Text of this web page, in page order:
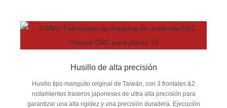
Husillo de alta precisión
Husillo tipo manguito original de Taiwán, con 3 frontales.&2
rodamientos traseros japoneses de ultra alta precisión para
garantizar una alta rigidez y una precisión duradera. Ejecución